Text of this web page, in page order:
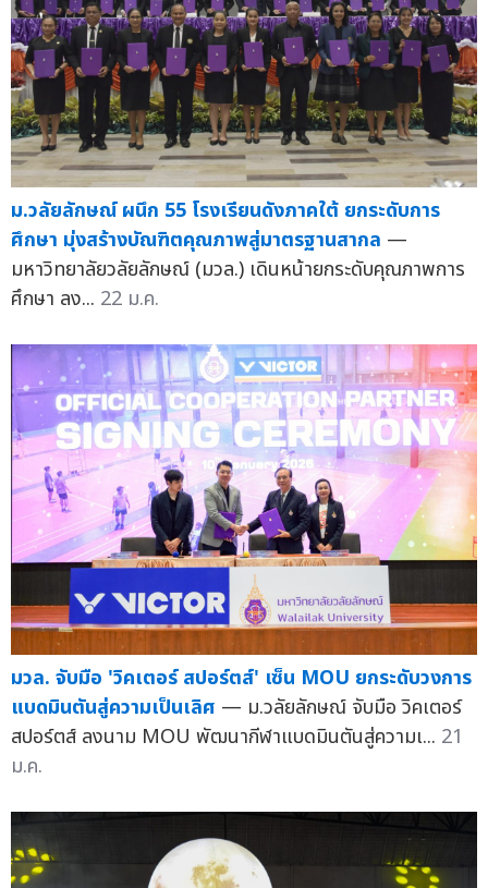
ม.วลัยลักษณ์ ผนึก 55 โรงเรียนดังภาคใต้ ยกระดับการ
ศึกษา มุ่งสร้างบัณฑิตคุณภาพสู่มาตรฐานสากล —
มหาวิทยาลัยวลัยลักษณ์ (มวล.) เดินหน้ายกระดับคุณภาพการ
ศึกษา ลง... 22 ม.ค.
มวล. จับมือ 'วิคเตอร์ สปอร์ตส์' เซ็น MOU ยกระดับวงการ
แบดมินตันสู่ความเป็นเลิศ — ม.วลัยลักษณ์ จับมือ วิคเตอร์
สปอร์ตส์ ลงนาม MOU พัฒนากีฬาแบดมินตันสู่ความเ... 21
ม.ค.